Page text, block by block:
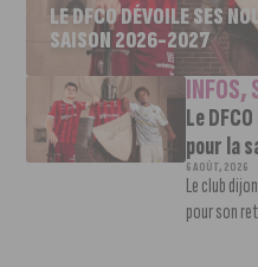
LE DFCO DÉVOILE SES
SAISON 2026-2027
INFOS,
Le
pour la
6 AOÛT, 2026
Le club
pour son